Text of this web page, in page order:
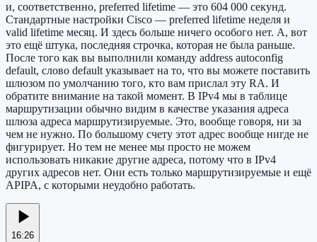
и, соответственно, preferred lifetime — это 604 000 секунд.
Стандартные настройки Cisco — preferred lifetime неделя и
valid lifetime месяц. И здесь больше ничего особого нет. А, вот
это ещё штука, последняя строчка, которая не была раньше.
После того как вы выполнили команду address autoconfig
default, слово default указывает на то, что вы можете поставить
шлюзом по умолчанию того, кто вам прислал эту RA. И
обратите внимание на такой момент. В IPv4 мы в таблице
маршрутизации обычно видим в качестве указания адреса
шлюза адреса маршрутизируемые. Это, вообще говоря, ни за
чем не нужно. По большому счету этот адрес вообще нигде не
фигурирует. Но тем не менее мы просто не можем
использовать никакие другие адреса, потому что в IPv4
других адресов нет. Они есть только маршрутизируемые и ещё
APIPA, с которыми неудобно работать.
16:26